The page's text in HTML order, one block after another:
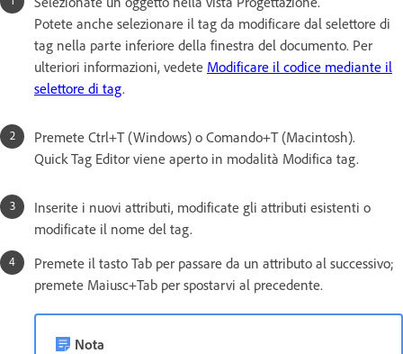
Potete anche selezionare il tag da modificare dal selettore di
tag nella parte inferiore della finestra del documento. Per
ulteriori informazioni, vedete Modificare il codice mediante il
selettore di tag.
Premete Ctrl+T (Windows) o Comando+T (Macintosh).
Quick Tag Editor viene aperto in modalità Modifica tag.
Inserite i nuovi attributi, modificate gli attributi esistenti o
modificate il nome del tag.
Premete il tasto Tab per passare da un attributo al successivo;
premete Maiusc+Tab per spostarvi al precedente.
Nota